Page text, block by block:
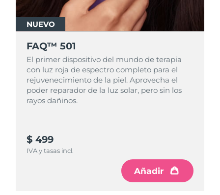
NUEVO
FAQ™ 501
El primer dispositivo del mundo de terapia
con luz roja de espectro completo para el
rejuvenecimiento de la piel. Aprovecha el
poder reparador de la luz solar, pero sin los
rayos dañinos.
$ 499
IVA y tasas incl.
Añadir